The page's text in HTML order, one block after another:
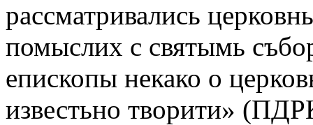
рассматривались
помыслих с святымь
епископы некако о
известьно творити»